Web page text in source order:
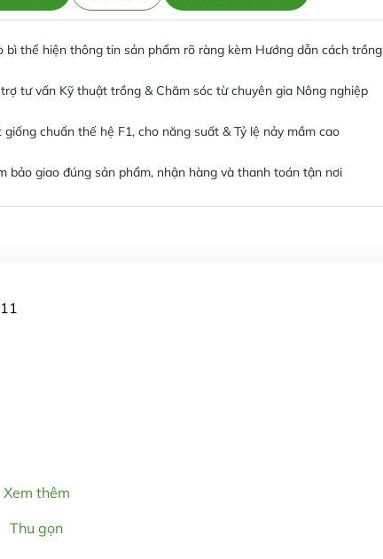
bì thể hiện thông tin sản phẩm rõ ràng kèm Hướng dẫn cách trồng
tư vấn Kỹ thuật trồng & Chăm sóc từ chuyên gia Nông nghiệp
giống chuẩn thế hệ F1, cho năng suất & Tỷ lệ nảy mầm cao
bảo giao đúng sản phẩm, nhận hàng và thanh toán tận nơi
Xem thêm
Thu gọn